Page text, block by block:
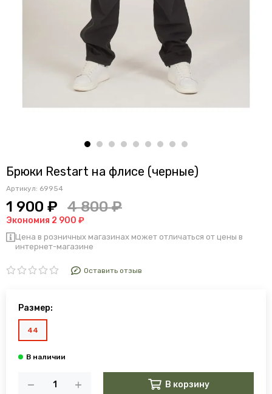
Брюки Restart на флисе (черные)
Артикул: 69954
1 900 ₽ 4 800 ₽
Экономия 2 900 ₽
Цена в розничных магазинах может отличаться от цены в
интернет-магазине
Оставить отзыв
Размер:
44
В корзину